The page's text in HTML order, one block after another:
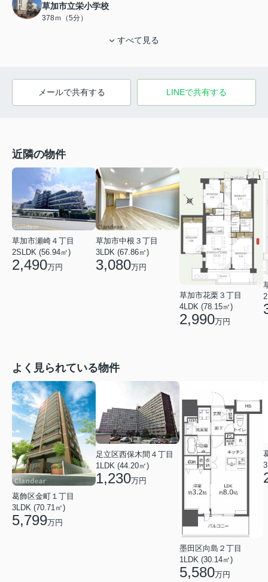
草加市立栄小学校
378ｍ（5分）
すべて見る
メールで共有する LINEで共有する
近隣の物件
草加市瀬崎４丁目
2SLDK (56.94㎡)
2,490万円
草加市中根３丁目
3LDK (67.86㎡)
3,080万円
草加市花栗３丁目
4LDK (78.15㎡)
2,990万円
よく見られている物件
葛飾区金町１丁目
3LDK (70.71㎡)
5,799万円
足立区西保木間４丁目
1LDK (44.20㎡)
1,230万円
墨田区向島２丁目
1LDK (30.14㎡)
5,580万円